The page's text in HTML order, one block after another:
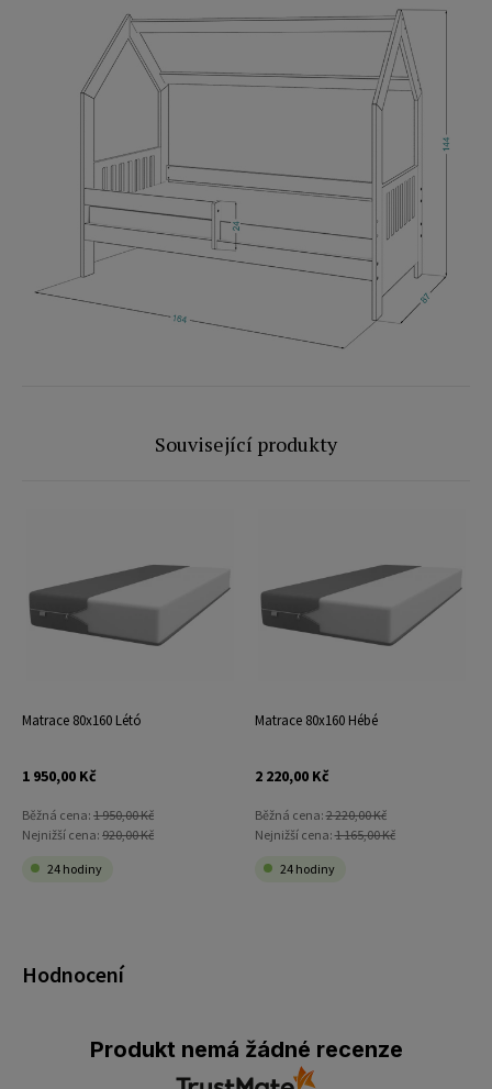
Hodnocení
Produkt nemá žádné recenze
Související produkty
Matrace 80x160 Létó
1 950,00 Kč
Běžná cena: 1 950,00 Kč
Nejnižší cena: 920,00 Kč
24 hodiny
Matrace 80x160 Hébé
2 220,00 Kč
Běžná cena:2 220,00 Kč
Nejnižší cena:1 165,00 Kč
24 hodiny